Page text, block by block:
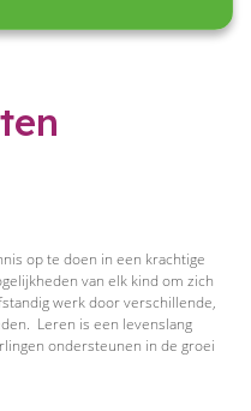
op te doen in een krachtige
van elk kind om zich
werk door verschillende,
Leren is een levenslang
ondersteunen in de groei